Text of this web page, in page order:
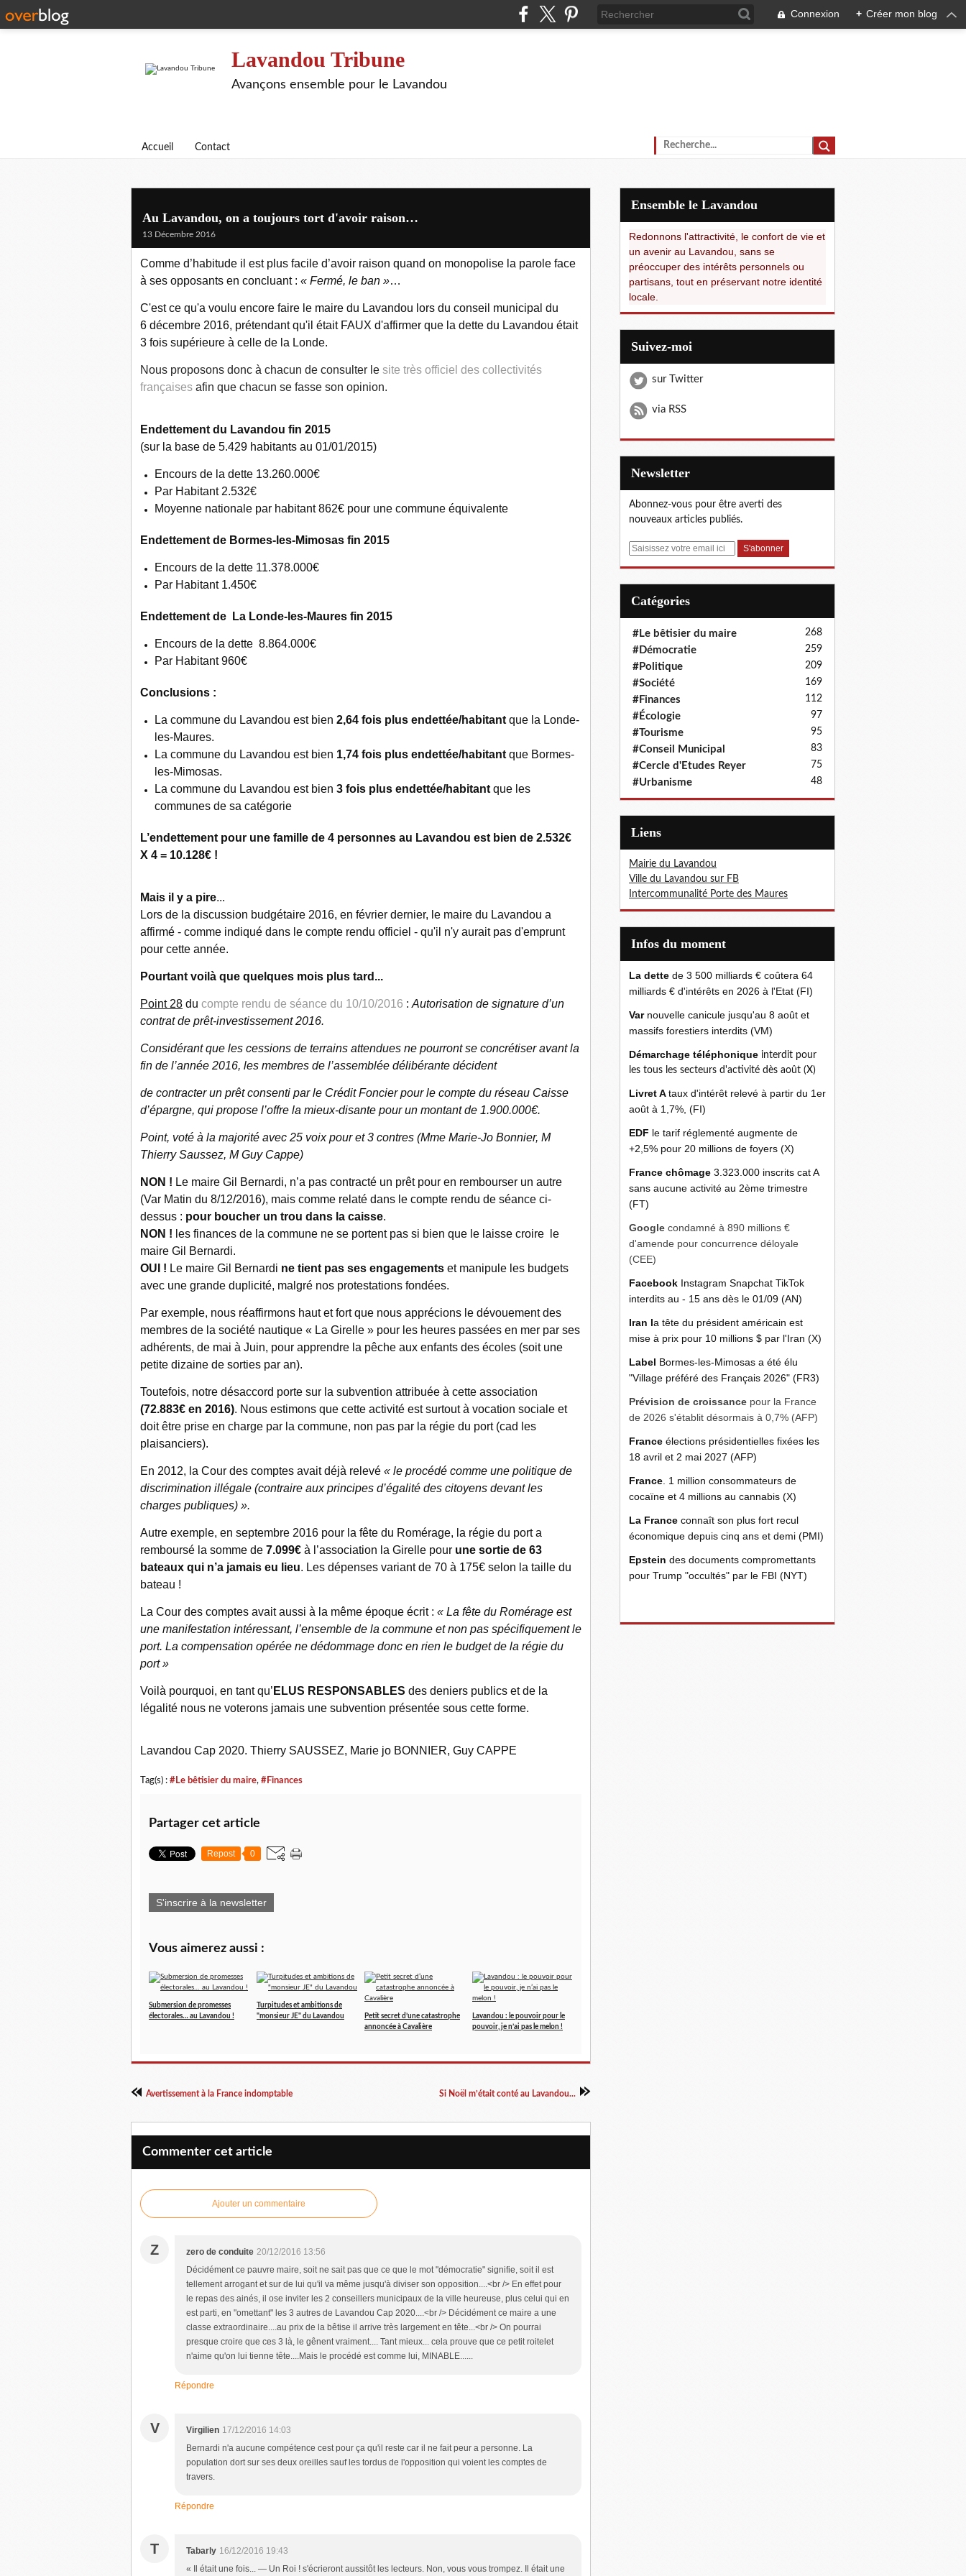
Connexion + Créer mon blog
Lavandou Tribune
Avançons ensemble pour le Lavandou
Accueil Contact
Au Lavandou, on a toujours tort d'avoir raison…
13 Décembre 2016
Comme d’habitude il est plus facile d’avoir raison quand on monopolise la parole face
à ses opposants en concluant : « Fermé, le ban »…
C'est ce qu'a voulu encore faire le maire du Lavandou lors du conseil municipal du
6 décembre 2016, prétendant qu'il était FAUX d'affirmer que la dette du Lavandou était
3 fois supérieure à celle de la Londe.
Nous proposons donc à chacun de consulter le site très officiel des collectivités
françaises afin que chacun se fasse son opinion.
Endettement du Lavandou fin 2015
(sur la base de 5.429 habitants au 01/01/2015)
Encours de la dette 13.260.000€
Par Habitant 2.532€
Moyenne nationale par habitant 862€ pour une commune équivalente
Endettement de Bormes-les-Mimosas fin 2015
Encours de la dette 11.378.000€
Par Habitant 1.450€
Endettement de La Londe-les-Maures fin 2015
Encours de la dette 8.864.000€
Par Habitant 960€
Conclusions :
La commune du Lavandou est bien 2,64 fois plus endettée/habitant que la Londe-
les-Maures.
La commune du Lavandou est bien 1,74 fois plus endettée/habitant que Bormes-
les-Mimosas.
La commune du Lavandou est bien 3 fois plus endettée/habitant que les
communes de sa catégorie
L’endettement pour une famille de 4 personnes au Lavandou est bien de 2.532€
X 4 = 10.128€ !
Mais il y a pire...
Lors de la discussion budgétaire 2016, en février dernier, le maire du Lavandou a
affirmé - comme indiqué dans le compte rendu officiel - qu'il n'y aurait pas d'emprunt
pour cette année.
Pourtant voilà que quelques mois plus tard...
Point 28 du compte rendu de séance du 10/10/2016 : Autorisation de signature d’un
contrat de prêt-investissement 2016.
Considérant que les cessions de terrains attendues ne pourront se concrétiser avant la
fin de l’année 2016, les membres de l’assemblée délibérante décident
de contracter un prêt consenti par le Crédit Foncier pour le compte du réseau Caisse
d’épargne, qui propose l’offre la mieux-disante pour un montant de 1.900.000€.
Point, voté à la majorité avec 25 voix pour et 3 contres (Mme Marie-Jo Bonnier, M
Thierry Saussez, M Guy Cappe)
NON ! Le maire Gil Bernardi, n’a pas contracté un prêt pour en rembourser un autre
(Var Matin du 8/12/2016), mais comme relaté dans le compte rendu de séance ci-
dessus : pour boucher un trou dans la caisse.
NON ! les finances de la commune ne se portent pas si bien que le laisse croire le
maire Gil Bernardi.
OUI ! Le maire Gil Bernardi ne tient pas ses engagements et manipule les budgets
avec une grande duplicité, malgré nos protestations fondées.
Par exemple, nous réaffirmons haut et fort que nous apprécions le dévouement des
membres de la société nautique « La Girelle » pour les heures passées en mer par ses
adhérents, de mai à Juin, pour apprendre la pêche aux enfants des écoles (soit une
petite dizaine de sorties par an).
Toutefois, notre désaccord porte sur la subvention attribuée à cette association
(72.883€ en 2016). Nous estimons que cette activité est surtout à vocation sociale et
doit être prise en charge par la commune, non pas par la régie du port (cad les
plaisanciers).
En 2012, la Cour des comptes avait déjà relevé « le procédé comme une politique de
discrimination illégale (contraire aux principes d’égalité des citoyens devant les
charges publiques) ».
Autre exemple, en septembre 2016 pour la fête du Romérage, la régie du port a
remboursé la somme de 7.099€ à l’association la Girelle pour une sortie de 63
bateaux qui n’a jamais eu lieu. Les dépenses variant de 70 à 175€ selon la taille du
bateau !
La Cour des comptes avait aussi à la même époque écrit : « La fête du Romérage est
une manifestation intéressant, l’ensemble de la commune et non pas spécifiquement le
port. La compensation opérée ne dédommage donc en rien le budget de la régie du
port »
Voilà pourquoi, en tant qu’ ELUS RESPONSABLES des deniers publics et de la
légalité nous ne voterons jamais une subvention présentée sous cette forme.
Lavandou Cap 2020. Thierry SAUSSEZ, Marie jo BONNIER, Guy CAPPE
Tag(s) : #Le bêtisier du maire, #Finances
Partager cet article
Repost 0
S'inscrire à la newsletter
Vous aimerez aussi :
Submersion de promesses
électorales… au Lavandou !
Turpitudes et ambitions de
"monsieur JE" du Lavandou
Petit secret d’une catastrophe
annoncée à Cavalière
Lavandou : le pouvoir pour le
pouvoir, je n’ai pas le melon !
Avertissement à la France indomptable Si Noël m’était conté au Lavandou...
Commenter cet article
Ajouter un commentaire
Z zero de conduite 20/12/2016 13:56
Décidément ce pauvre maire, soit ne sait pas que ce que le mot "démocratie" signifie, soit il est
tellement arrogant et sur de lui qu'il va même jusqu'à diviser son opposition....<br /> En effet pour
le repas des ainés, il ose inviter les 2 conseillers municipaux de la ville heureuse, plus celui qui en
est parti, en "omettant" les 3 autres de Lavandou Cap 2020....<br /> Décidément ce maire a une
classe extraordinaire....au prix de la bêtise il arrive très largement en tête...<br /> On pourrai
presque croire que ces 3 là, le gênent vraiment.... Tant mieux... cela prouve que ce petit roitelet
n'aime qu'on lui tienne tête....Mais le procédé est comme lui, MINABLE......
Répondre
V Virgilien 17/12/2016 14:03
Bernardi n'a aucune compétence cest pour ça qu'il reste car il ne fait peur a personne. La
population dort sur ses deux oreilles sauf les tordus de l'opposition qui voient les comptes de
travers.
Répondre
T Tabarly 16/12/2016 19:43
« Il était une fois... — Un Roi ! s'écrieront aussitôt les lecteurs. Non, vous vous trompez. Il était une
Ensemble le Lavandou
Redonnons l'attractivité, le confort de vie et
un avenir au Lavandou, sans se
préoccuper des intérêts personnels ou
partisans, tout en préservant notre identité
locale.
Suivez-moi
sur Twitter
via RSS
Newsletter
Abonnez-vous pour être averti des
nouveaux articles publiés.
E
Catégories
#Le bêtisier du maire 268
#Démocratie 259
#Politique 209
#Société 169
#Finances 112
#Écologie 97
#Tourisme 95
#Conseil Municipal 83
#Cercle d'Etudes Reyer 75
#Urbanisme 48
Liens
Mairie du Lavandou
Ville du Lavandou sur FB
Intercommunalité Porte des Maures
Infos du moment
La dette de 3 500 milliards € coûtera 64
milliards € d'intérêts en 2026 à l'Etat (FI)
Var nouvelle canicule jusqu'au 8 août et
massifs forestiers interdits (VM)
Démarchage téléphonique interdit pour
les tous les secteurs d'activité dès août (X)
Livret Ataux d'intérêt relevé à partir du 1er
août à 1,7%, (FI)
EDF le tarif réglementé augmente de
+2,5% pour 20 millions de foyers (X)
France chômage 3.323.000 inscrits cat A
sans aucune activité au 2ème trimestre
(FT)
Google condamné à 890 millions €
d'amende pour concurrence déloyale
(CEE)
Facebook Instagram Snapchat TikTok
interdits au - 15 ans dès le 01/09 (AN)
Iran la tête du président américain est
mise à prix pour 10 millions $ par l'Iran (X)
Label Bormes-les-Mimosas a été élu
"Village préféré des Français 2026" (FR3)
Prévision de croissance pour la France
de 2026 s'établit désormais à 0,7% (AFP)
France élections présidentielles fixées les
18 avril et 2 mai 2027 (AFP)
France . 1 million consommateurs de
cocaïne et 4 millions au cannabis (X)
La France connaît son plus fort recul
économique depuis cinq ans et demi (PMI)
Epstein des documents compromettants
pour Trump "occultés" par le FBI (NYT)